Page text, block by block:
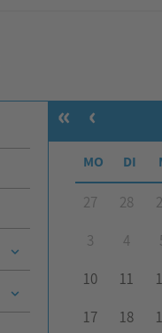
« ‹
MO DI
27 28
3
4
10
11
17
18